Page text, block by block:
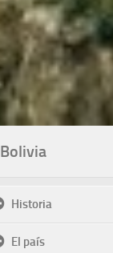
Bolivia
Historia
El país